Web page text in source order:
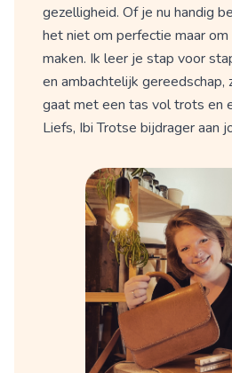
gezelligheid. Of je nu handig
het niet om perfectie maar
maken. Ik leer je stap voor
en ambachtelijk gereedschap,
gaat met een tas vol trots en
Liefs, Ibi Trotse bijdrager aan